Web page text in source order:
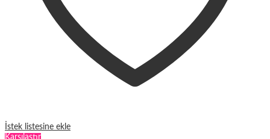
İstek listesine ekle
Karşılaştır